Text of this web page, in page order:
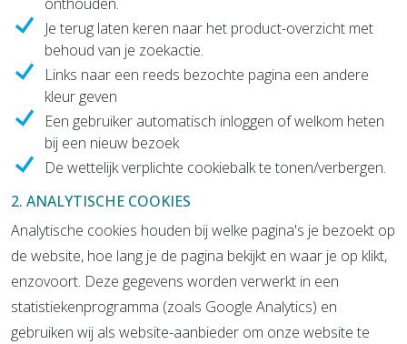
Je terug laten keren naar het product-overzicht met
behoud van je zoekactie.
Links naar een reeds bezochte pagina een andere
kleur geven
Een gebruiker automatisch inloggen of welkom heten
bij een nieuw bezoek
De wettelijk verplichte cookiebalk te tonen/verbergen.
2. ANALYTISCHE COOKIES
Analytische cookies houden bij welke pagina's je bezoekt op
de website, hoe lang je de pagina bekijkt en waar je op klikt,
enzovoort. Deze gegevens worden verwerkt in een
statistiekenprogramma (zoals Google Analytics) en
gebruiken wij als website-aanbieder om onze website te